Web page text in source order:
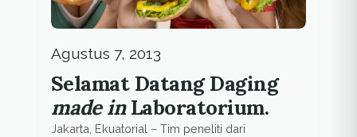
Agustus 7, 2013
Selamat Datang Daging
made inLaboratorium.
Jakarta, Ekuatorial – Tim peneliti dari